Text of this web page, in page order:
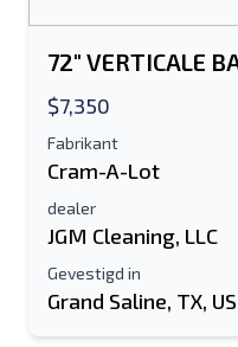
Send a
Voor-en achternaam
E-mailadres
72" VERTICALE
$7,350
Fabrikant
Cram-A-Lot
dealer
JGM Cleaning, LLC
Gevestigd in
Grand Saline, TX, US
Stuur vermelding
Je volledige naam